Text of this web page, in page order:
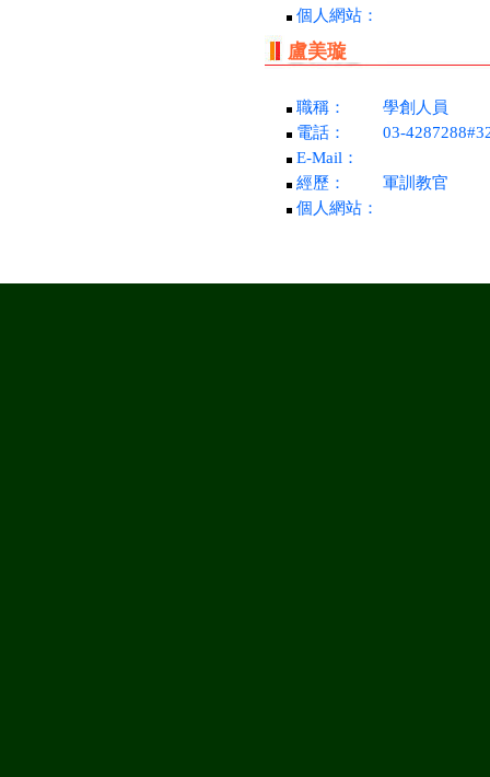
個人網站：
盧美璇
職稱：
學創人員
電話：
03-
E-Mail：
經歷：
軍訓教官
個人網站：